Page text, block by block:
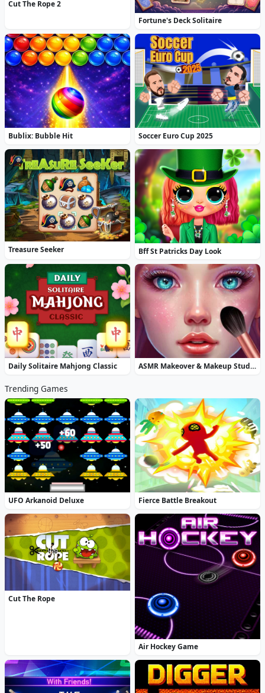
Cut The Rope 2
Fortune's Deck Solitaire
Bublix: Bubble Hit Soccer Euro Cup 2025
Treasure Seeker Bff St Patricks Day Look
Daily Solitaire Mahjong Classic ASMR Makeover & Makeup Studio
Trending Games
UFO Arkanoid Deluxe Fierce Battle Breakout
Cut The Rope
Air Hockey Game